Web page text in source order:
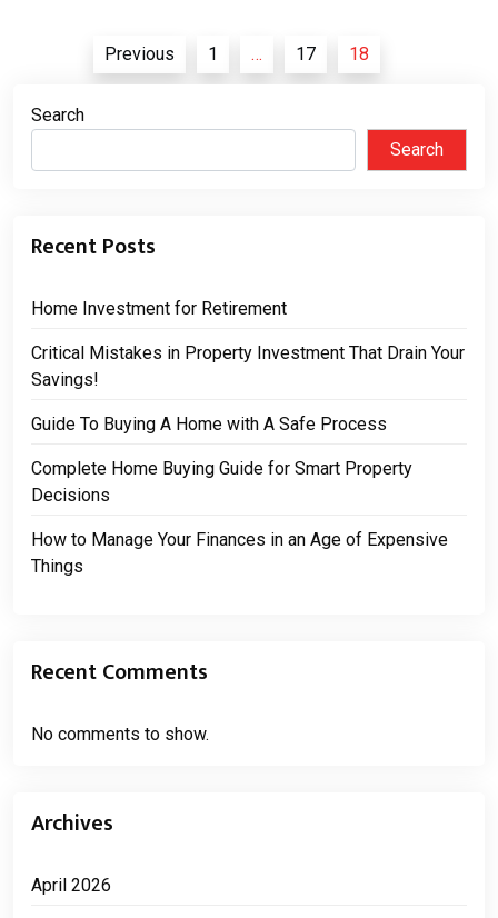
pagination
Previous 1 … 17 18
Search
Search
Recent Posts
Home Investment for Retirement
Critical Mistakes in Property Investment That Drain Your
Savings!
Guide To Buying A Home with A Safe Process
Complete Home Buying Guide for Smart Property
Decisions
How to Manage Your Finances in an Age of Expensive
Things
Recent Comments
No comments to show.
Archives
April 2026